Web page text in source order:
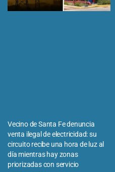
Vecino de Santa Fe denuncia
venta ilegal de electricidad: su
circuito recibe una hora de luz al
día mientras hay zonas
priorizadas con servicio